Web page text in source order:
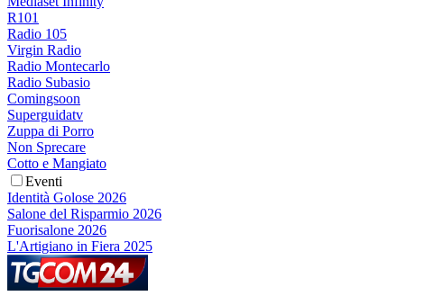
R101
Radio 105
Virgin Radio
Radio Montecarlo
Radio Subasio
Comingsoon
Superguidatv
Zuppa di Porro
Non Sprecare
Cotto e Mangiato
Eventi
Identità Golose 2026
Salone del Risparmio 2026
Fuorisalone 2026
L'Artigiano in Fiera 2025